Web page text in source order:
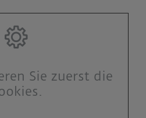
Sie zuerst die